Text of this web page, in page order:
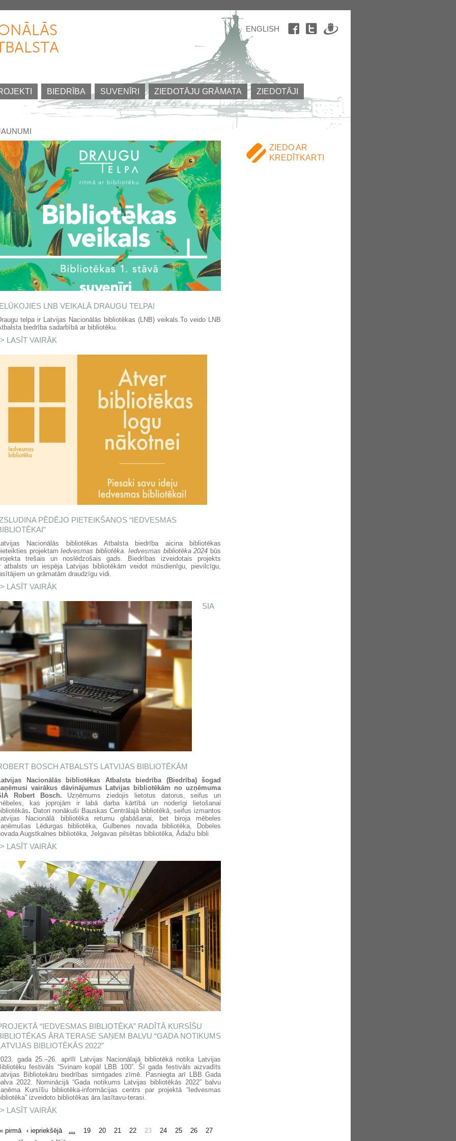
ENGLISH
BIEDRĪBA SUVENĪRI ZIEDOTĀJU GRĀMATA ZIEDOTĀJI
LNB VEIKALĀ DRAUGU TELPA!
telpa ir Latvijas Nacionālās bibliotēkas (LNB) veikals.To veido LNB
biedrība sadarbībā ar bibliotēku.
LASĪT VAIRĀK
PĒDĒJO PIETEIKŠANOS “IEDVESMAS
Nacionālās bibliotēkas Atbalsta biedrība aicina bibliotēkas
projektamIedvesmas bibliotēka. Iedvesmas bibliotēka 2024 būs
trešais un noslēdzošais gads. Biedrības izveidotais projekts
atbalsts un iespēja Latvijas bibliotēkām veidot mūsdienīgu, pievilcīgu,
un grāmatām draudzīgu vidi.
LASĪT VAIRĀK
SIA
BOSCH ATBALSTS LATVIJAS BIBLIOTĒKĀM
Nacionālās bibliotēkas Atbalsta biedrība (Biedrība) šogad
vairākus dāvinājumus Latvijas bibliotēkām no uzņēmuma
Robert Bosch. Uzņēmums ziedojis lietotus datorus, seifus un
kas joprojām ir labā darba kārtībā un noderīgi lietošanai
. Datori nonākuši Bauskas Centrālajā bibliotēkā, seifus izmantos
Nacionālā bibliotēka retumu glabāšanai, bet biroja mēbeles
Lēdurgas bibliotēka, Gulbenes novada bibliotēka, Dobeles
Augstkalnes bibliotēka, Jelgavas pilsētas bibliotēka, Ādažu bibli
LASĪT VAIRĀK
“IEDVESMAS BIBLIOTĒKA” RADĪTĀ KURSĪŠU
ĀRA TERASE SAŅEM BALVU “GADA NOTIKUMS
BIBLIOTĒKĀS 2022”
gada 25.–26. aprīlī Latvijas Nacionālajā bibliotēkā notika Latvijas
festivāls “Svinam kopā! LBB 100”. Šī gada festivāls aizvadīts
Bibliotekāru biedrības simtgades zīmē. Pasniegta arī LBB Gada
2022. Nominācijā “Gada notikums Latvijas bibliotēkās 2022” balvu
Kursīšu bibliotēka-informācijas centrs par projektā “Iedvesmas
izveidoto bibliotēkas āra lasītavu-terasi.
LASĪT VAIRĀK
LATVIJAS BIBLIOTĒKĀS 2022”
« pirmā ‹ iepriekšējā … 19 20 21 22 23 24 25 26
27
ZIEDO AR
KREDĪTKARTI